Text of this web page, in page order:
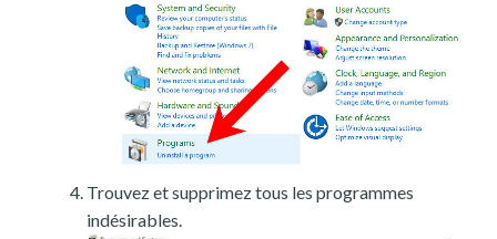
Trouvez et supprimez tous les programmes
indésirables.